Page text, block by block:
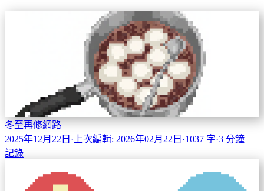
冬至再修網路
2025年12月22日 · 上次編輯: 2026年02月22日 ·1037 字·3 分鐘
記錄